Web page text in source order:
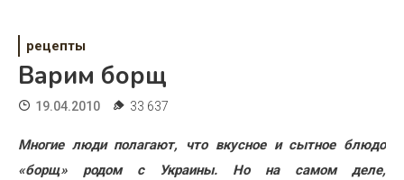
Дети
Свадьба
Жизнь
рецепты
Варим борщ
19.04.2010 33 637
Многие люди полагают, что вкусное и сытное блюдо
«борщ» родом с Украины. Но на самом деле,